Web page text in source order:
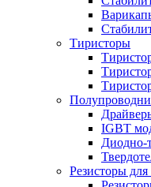
Тиристоры
IGBT
Диодно-
Резисторы